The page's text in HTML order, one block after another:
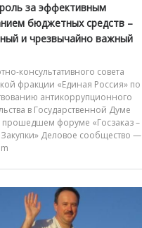
за эффективным
бюджетных средств –
и чрезвычайно важный
консультативного совета
фракции «Единая Россия» по
антикоррупционного
в Государственной Думе
прошедшем форуме «Госзаказ –
Деловое сообщество —